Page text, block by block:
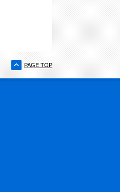
PAGE TOP